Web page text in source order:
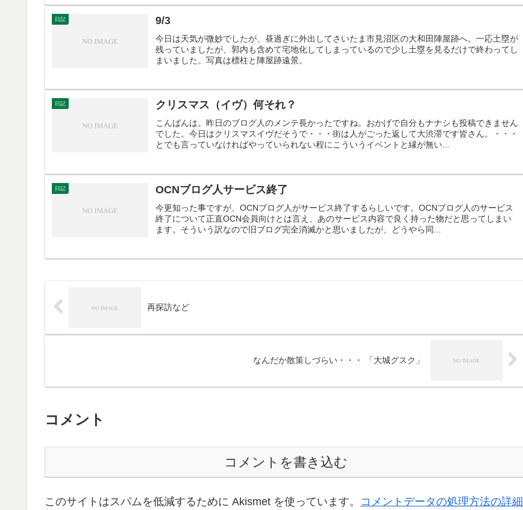
日記 9/3
今日は天気が微妙でしたが、昼過ぎに外出してさいたま市見沼区の大和田陣屋跡へ。一応土塁が
残っていましたが、郭内も含めて宅地化してしまっているので少し土塁を見るだけで終わってし
まいました。写真は標柱と陣屋跡遠景。
日記 クリスマス（イヴ）何それ？
こんばんは。昨日のブログ人のメンテ長かったですね。おかげで自分もナナシも投稿できません
でした。今日はクリスマスイヴだそうで・・・街は人がごった返して大渋滞です皆さん。・・・
とでも言っていなければやっていられない程にこういうイベントと縁が無い...
日記 OCNブログ人サービス終了
今更知った事ですが、OCNブログ人がサービス終了するらしいです。OCNブログ人のサービス
終了について正直OCN会員向けとは言え、あのサービス内容で良く持った物だと思ってしまい
ます。そういう訳なので旧ブログ完全消滅かと思いましたが、どうやら同...
再探訪など
なんだか散策しづらい・・・ 「大城グスク」
コメント
コメントを書き込む
このサイトはスパムを低減するために Akismet を使っています。 コメントデータの処理方法の詳細